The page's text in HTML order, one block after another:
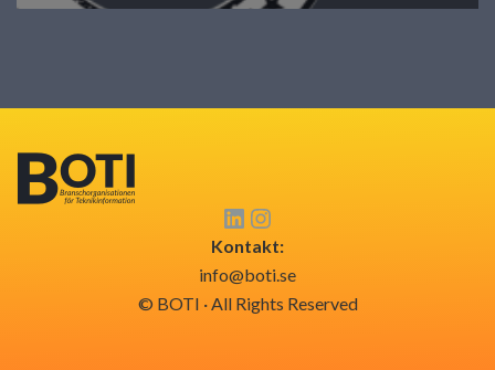
Kontakt:
info@boti.se
© BOTI · All Rights Reserved